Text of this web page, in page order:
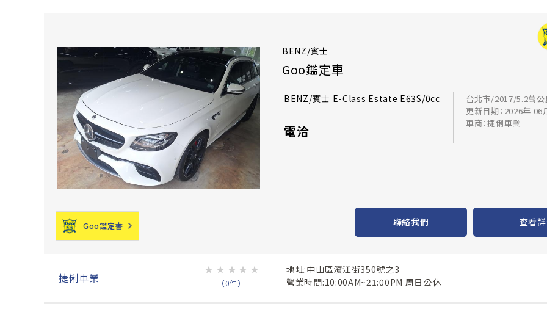
BENZ/賓士
Goo鑑定車
BENZ/賓士 E-Class Estate E63S/0cc
電洽
台北市/2017/5.2萬公
更新日期：2026年 06
車商：捷俐車業
Goo鑑定書 聯絡我們 查看
捷俐車業
★ ★ ★ ★ ★
（0件）
地址:中山區濱江街350號之3
營業時間:10:00AM~21:00PM 周日公休